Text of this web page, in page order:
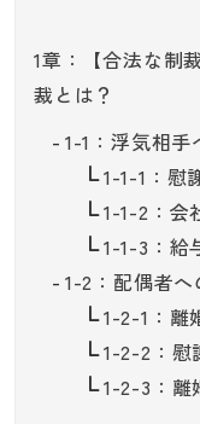
1章：【合法な制
裁とは？
1-1：浮気相
1-1-1：慰
1-1-2：会
1-1-3：給
1-2：配偶者
1-2-1：離
1-2-2：慰
1-2-3：離